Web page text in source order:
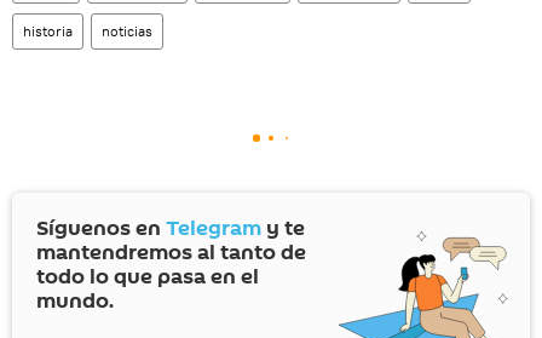
historia noticias
Síguenos en Telegram y te
mantendremos al tanto de
todo lo que pasa en el
mundo.